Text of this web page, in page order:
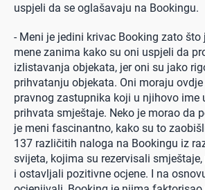
uspjeli da se oglašavaju na Bookingu.
- Meni je jedini krivac Booking zato
mene zanima kako su oni uspjeli da
izlistavanja objekata, jer oni su jako
prihvatanju objekata. Oni moraju
pravnog zastupnika koji u njihovo ime
prihvata smještaje. Neko je morao da
je meni fascinantno, kako su to
137 različitih naloga na Bookingu iz
svijeta, kojima su rezervisali
i ostavljali pozitivne ocjene. I na